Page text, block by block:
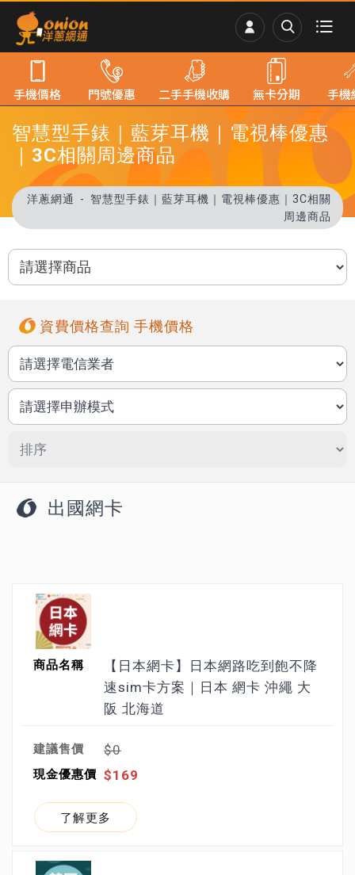
智慧型手錶｜藍芽耳機｜電視棒優惠
｜3C相關周邊商品
洋蔥網通
智慧型手錶｜藍芽耳機｜電視棒優惠｜3C相關
周邊商品
資費價格查詢 手機價格
出國網卡
【日本網卡】日本網路吃到飽不降
速sim卡方案｜日本 網卡 沖繩 大
阪 北海道
$0
$169
了解更多
手機價格 門號優惠 二手手機收購 無卡分期 手機